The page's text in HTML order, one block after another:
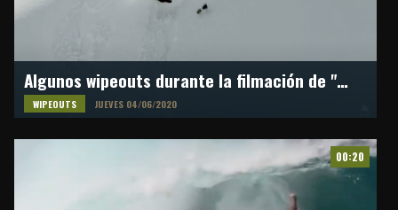
Algunos wipeouts durante la filmación de "Burton One World"
WIPEOUTS JUEVES 04/06/2020
00:20